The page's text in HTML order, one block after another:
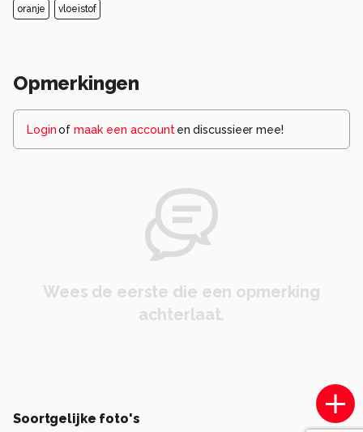
oranje vloeistof
Opmerkingen
Loginof maak een account en discussieer mee!
Wees de eerste die een opmerking
achterlaat.
Soortgelijke foto's